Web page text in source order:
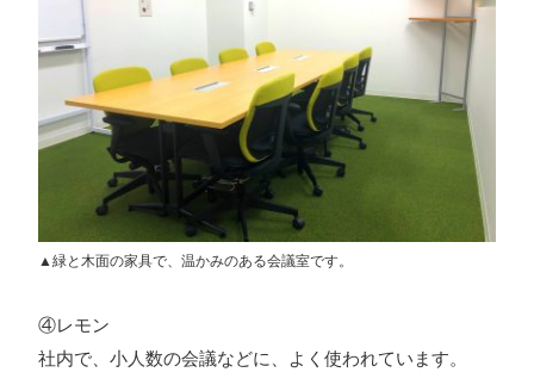
▲緑と木面の家具で、温かみのある会議室です。
④レモン
社内で、小人数の会議などに、よく使われています。